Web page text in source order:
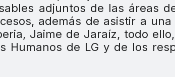
adjuntos de las áreas
además de asistir a una
Jaime de Jaraíz, todo
Humanos de LG y de los